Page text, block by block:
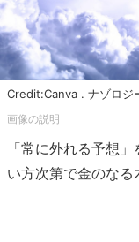
Credit:Canva . ナゾロジ
「常に外れる予想
い方次第で金のなる